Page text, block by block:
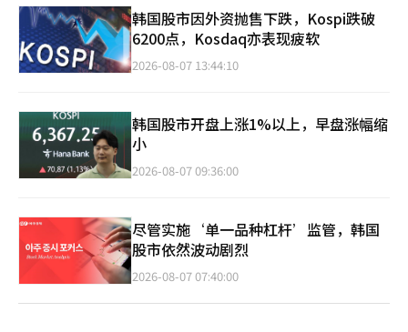
韩国股市因外资抛售下跌，Kospi跌破
6200点，Kosdaq亦表现疲软
2026-08-07 13:44:10
韩国股市开盘上涨1%以上，早盘涨幅缩
小
2026-08-07 09:36:00
尽管实施‘单一品种杠杆’监管，韩国
股市依然波动剧烈
2026-08-07 07:40:00